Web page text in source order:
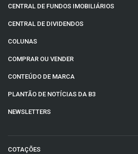
CENTRAL DE FUNDOS IMOBILIÁRIOS
CENTRAL DE DIVIDENDOS
COLUNAS
COMPRAR OU VENDER
CONTEÚDO DE MARCA
PLANTÃO DE NOTÍCIAS DA B3
NEWSLETTERS
COTAÇÕES